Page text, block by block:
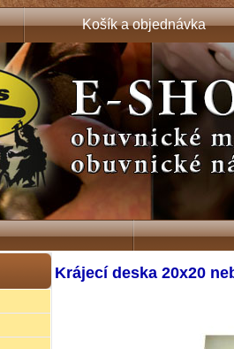
Košík a objednávka
Krájecí deska 20x20